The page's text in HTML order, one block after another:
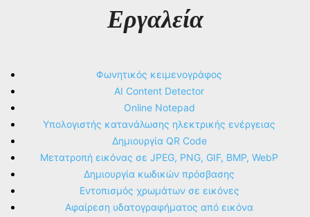
Εργαλεία
Φωνητικός κειμενογράφος
AI Content Detector
Online Notepad
Υπολογιστής κατανάλωσης ηλεκτρικής ενέργειας
Δημιουργία QR Code
Μετατροπή εικόνας σε JPEG, PNG, GIF, BMP, WebP
Δημιουργία κωδικών πρόσβασης
Εντοπισμός χρωμάτων σε εικόνες
Αφαίρεση υδατογραφήματος από εικόνα